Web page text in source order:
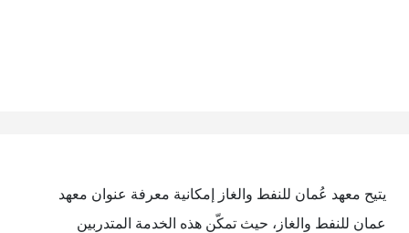
يتيح معهد عُمان للنفط والغاز إمكانية معرفة عنوان معهد
عمان للنفط والغاز، حيث تمكّن هذه الخدمة المتدربين